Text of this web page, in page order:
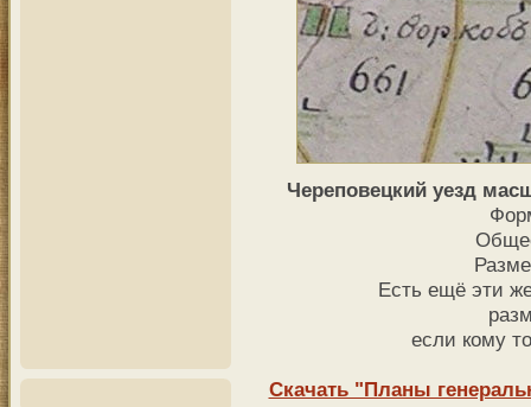
Череповецкий уезд
Есть ещё эти
если кому
Скачать "Планы